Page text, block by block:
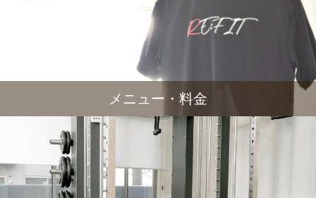
メニュー・料金